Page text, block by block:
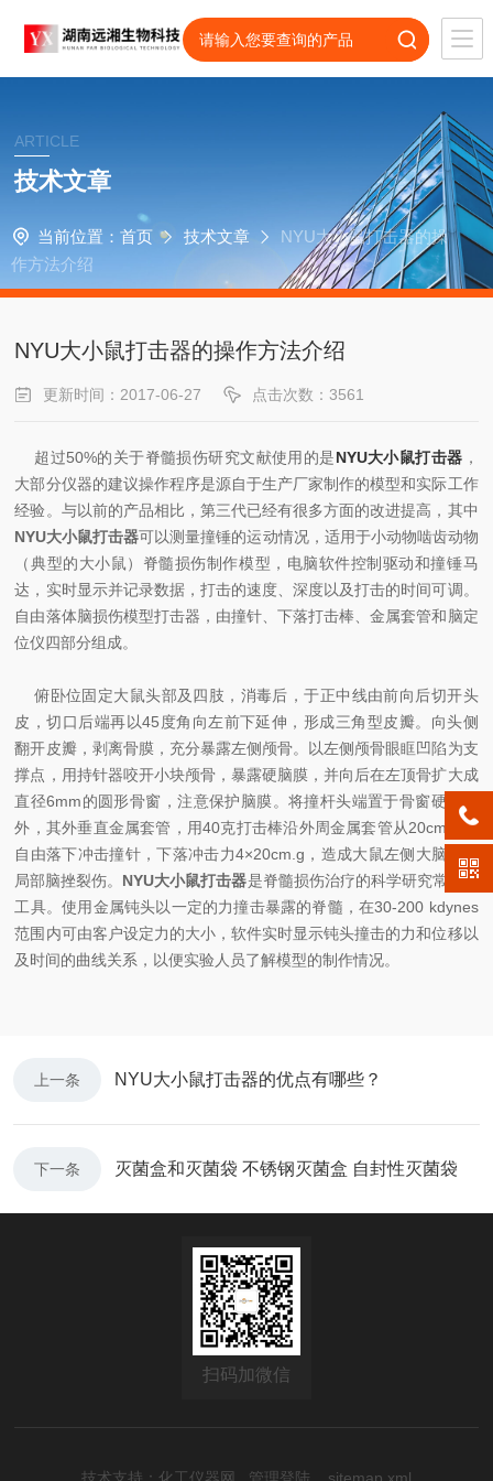
ARTICLE
技术文章
当前位置： 首页 技术文章
NYU大小鼠打击器的操
作方法介绍
NYU大小鼠打击器的操作方法介绍
更新时间：2017-06-27 点击次数：3561
超过50%的关于脊髓损伤研究文献使用的是NYU大小鼠打击器 ，
大部分仪器的建议操作程序是源自于生产厂家制作的模型和实际工作
经验。与以前的产品相比，第三代已经有很多方面的改进提高，其中
NYU大小鼠打击器可以测量撞锤的运动情况，适用于小动物啮齿动物
（典型的大小鼠）脊髓损伤制作模型，电脑软件控制驱动和撞锤马
达，实时显示并记录数据，打击的速度、深度以及打击的时间可调。
自由落体脑损伤模型打击器，由撞针、下落打击棒、金属套管和脑定
位仪四部分组成。
俯卧位固定大鼠头部及四肢，消毒后，于正中线由前向后切开头
皮，切口后端再以45度角向左前下延伸，形成三角型皮瓣。向头侧
翻开皮瓣，剥离骨膜，充分暴露左侧颅骨。以左侧颅骨眼眶凹陷为支
撑点，用持针器咬开小块颅骨，暴露硬脑膜，并向后在左顶骨扩大成
直径6mm的圆形骨窗，注意保护脑膜。将撞杆头端置于骨窗硬脑膜
外，其外垂直金属套管，用40克打击棒沿外周金属套管从20cm高度
自由落下冲击撞针，下落冲击力4×20cm.g，造成大鼠左侧大脑半球
局部脑挫裂伤。 NYU大小鼠打击器是脊髓损伤治疗的科学研究常用的
工具。使用金属钝头以一定的力撞击暴露的脊髓，在30-200 kdynes
范围内可由客户设定力的大小，软件实时显示钝头撞击的力和位移以
及时间的曲线关系，以便实验人员了解模型的制作情况。
上一条 NYU大小鼠打击器的优点有哪些？
下一条 灭菌盒和灭菌袋 不锈钢灭菌盒 自封性灭菌袋
扫码加微信